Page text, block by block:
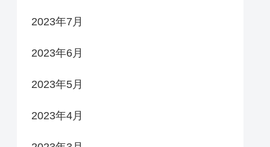
2023年7月
2023年6月
2023年5月
2023年4月